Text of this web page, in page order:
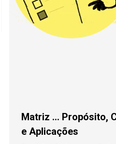
Matriz … Propósito,
e Aplicações